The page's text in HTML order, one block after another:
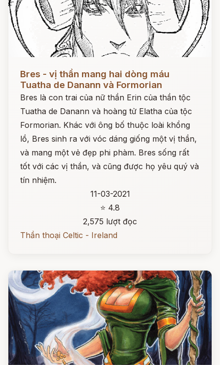
Bres - vị thần mang hai dòng máu
Tuatha de Danann và Formorian
Bres là con trai của nữ thần Erin của thần tộc
Tuatha de Danann và hoàng tử Elatha của tộc
Formorian. Khác với ông bố thuộc loài khổng
lồ, Bres sinh ra với vóc dáng giống một vị thần,
và mang một vẻ đẹp phi phàm. Bres sống rất
tốt với các vị thần, và cũng được họ yêu quý và
tín nhiệm.
11-03-2021
⭐ 4.8
2,575 lượt đọc
Thần thoại Celtic - Ireland